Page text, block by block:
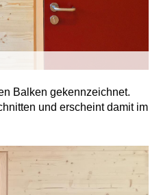
Balken gekennzeichnet.
und erscheint damit im